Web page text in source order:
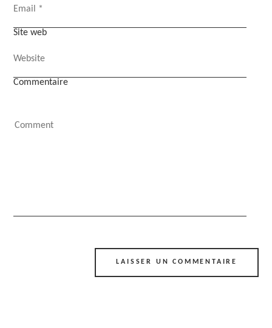
Site web
Commentaire